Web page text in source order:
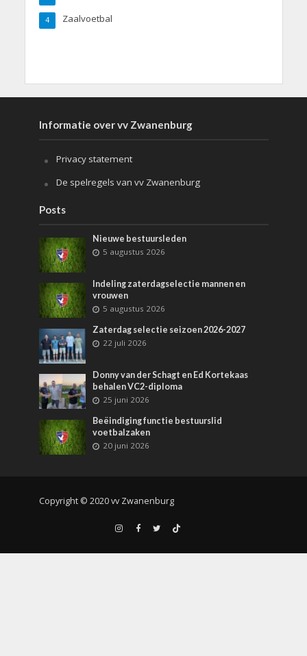
Zaalvoetbal
4
Informatie over vv Zwanenburg
Privacy statement
De spelregels van vv Zwanenburg
Posts
Nieuwe bestuursleden
5 augustus 2026
Indeling zaterdagselectie mannen en
vrouwen
5 augustus 2026
Zaterdag selectie seizoen 2026-2027
22 juli 2026
Donny van der Schagt en Ed Kortekaas
behalen VC2-diploma
25 juni 2026
Beëindiging functie bestuurslid
voetbalzaken
20 juni 2026
Copyright © 2020 vv Zwanenburg